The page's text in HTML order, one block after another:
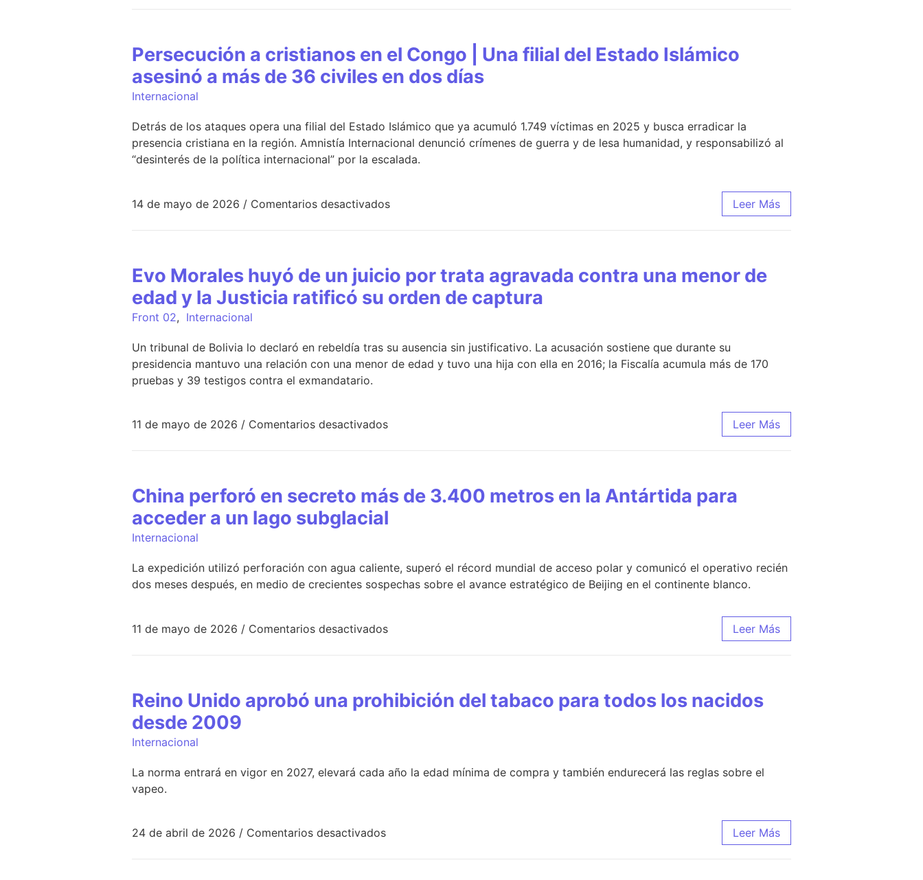
Persecución a cristianos en el Congo | Una filial del Estado Islámico
asesinó a más de 36 civiles en dos días
Internacional
Detrás de los ataques opera una filial del Estado Islámico que ya acumuló 1.749 víctimas en 2025 y busca erradicar la
presencia cristiana en la región. Amnistía Internacional denunció crímenes de guerra y de lesa humanidad, y responsabilizó al
“desinterés de la política internacional” por la escalada.
14 de mayo de 2026 / Comentarios desactivados Leer Más
Evo Morales huyó de un juicio por trata agravada contra una menor de
edad y la Justicia ratificó su orden de captura
Front 02, Internacional
Un tribunal de Bolivia lo declaró en rebeldía tras su ausencia sin justificativo. La acusación sostiene que durante su
presidencia mantuvo una relación con una menor de edad y tuvo una hija con ella en 2016; la Fiscalía acumula más de 170
pruebas y 39 testigos contra el exmandatario.
11 de mayo de 2026 / Comentarios desactivados Leer Más
China perforó en secreto más de 3.400 metros en la Antártida para
acceder a un lago subglacial
Internacional
La expedición utilizó perforación con agua caliente, superó el récord mundial de acceso polar y comunicó el operativo recién
dos meses después, en medio de crecientes sospechas sobre el avance estratégico de Beijing en el continente blanco.
11 de mayo de 2026 / Comentarios desactivados Leer Más
Reino Unido aprobó una prohibición del tabaco para todos los nacidos
desde 2009
Internacional
La norma entrará en vigor en 2027, elevará cada año la edad mínima de compra y también endurecerá las reglas sobre el
vapeo.
24 de abril de 2026 / Comentarios desactivados Leer Más